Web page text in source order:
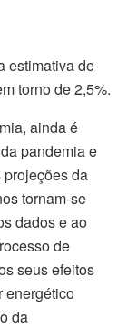
estimativa de
torno de 2,5%.
ainda é
pandemia e
projeções da
tornam-se
dados e ao
de
seus efeitos
energético
da